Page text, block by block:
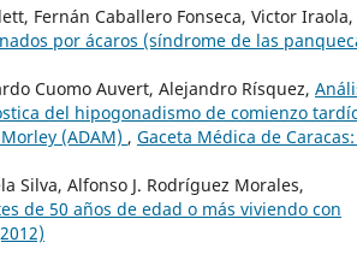
Fernán Caballero Fonseca, Victor Iraola,
por ácaros (síndrome de las
Cuomo Auvert, Alejandro Rísquez,
del hipogonadismo de comienzo
(ADAM) , Gaceta Médica de Caracas:
Silva, Alfonso J. Rodríguez Morales,
de 50 años de edad o más viviendo con